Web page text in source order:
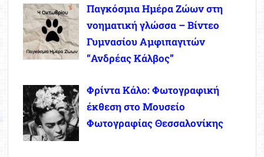
Παγκόσμια Ημέρα Ζώων στη
νοηματική γλώσσα – Βίντεο
Γυμνασίου Αμφιπαγιτών
“Ανδρέας Κάλβος”
Φρίντα Κάλο: Φωτογραφική
έκθεση στο Μουσείο
Φωτογραφίας Θεσσαλονίκης